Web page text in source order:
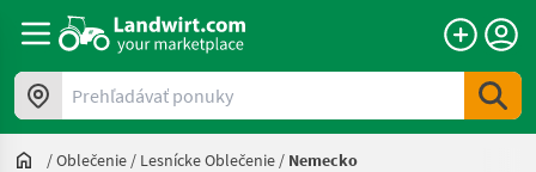
Prehľadávať ponuky
/Oblečenie / Lesnícke Oblečenie / Nemecko